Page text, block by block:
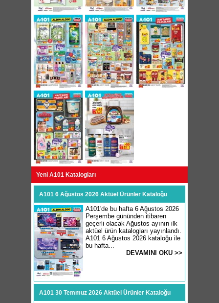
Yeni A101 Katalogları
A101 6 Ağustos 2026 Aktüel Ürünler Kataloğu
A101'de bu hafta 6 Ağustos 2026
Perşembe gününden itibaren
geçerli olacak Ağustos ayının ilk
aktüel ürün katalogları yayınlandı.
A101 6 Ağustos 2026 kataloğu ile
bu hafta...
DEVAMINI OKU >>
A101 30 Temmuz 2026 Aktüel Ürünler Kataloğu